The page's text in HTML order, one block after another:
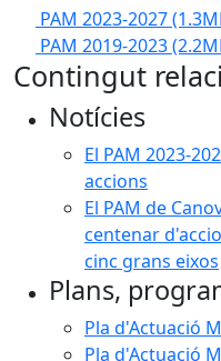
PAM 2023-2027
PAM 2019-2023
Contingut
Notícies
El PAM 2023-
accions
El PAM de
centenar
cinc grans eixos
Plans,
Pla d'Actuació
Pla d'Actuació